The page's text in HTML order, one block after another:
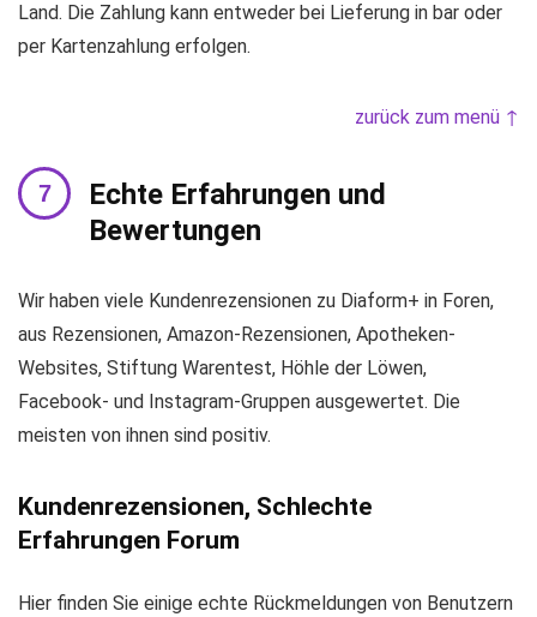
Land. Die Zahlung kann entweder bei Lieferung in bar oder
per Kartenzahlung erfolgen.
zurück zum menü ↑
Echte Erfahrungen und
Bewertungen
Wir haben viele Kundenrezensionen zu Diaform+ in Foren,
aus Rezensionen, Amazon-Rezensionen, Apotheken-
Websites, Stiftung Warentest, Höhle der Löwen,
Facebook- und Instagram-Gruppen ausgewertet. Die
meisten von ihnen sind positiv.
Kundenrezensionen, Schlechte
Erfahrungen Forum
Hier finden Sie einige echte Rückmeldungen von Benutzern